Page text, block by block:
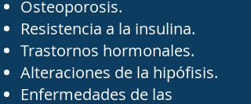
también pueden requerir
atención especializada.
Asimismo, pacientes con
enfermedades de la
Osteoporosis.
Resistencia a la insulina.
Trastornos hormonales.
Alteraciones de la hipófisis.
Enfermedades de las